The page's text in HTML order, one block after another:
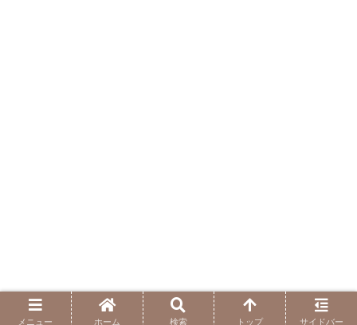
メニュー ホーム 検索 トップ サイドバー